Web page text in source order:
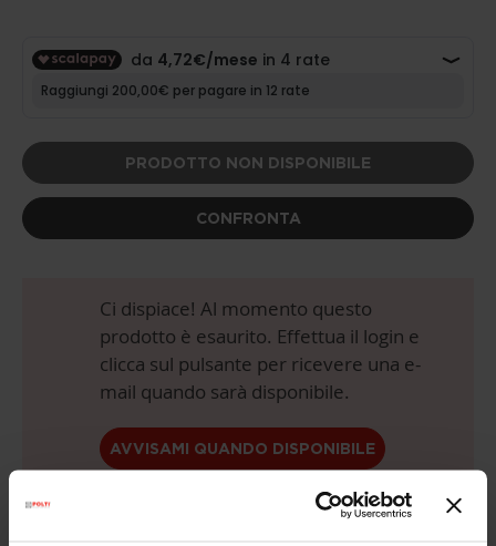
PRODOTTO NON DISPONIBILE
CONFRONTA
Ci dispiace! Al momento questo
prodotto è esaurito. Effettua il login e
clicca sul pulsante per ricevere una e-
mail quando sarà disponibile.
AVVISAMI QUANDO DISPONIBILE